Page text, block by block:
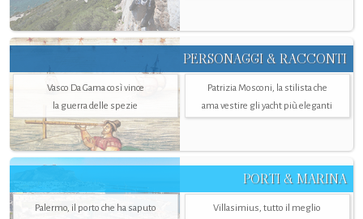
PERSONAGGI & RACCONTI
Vasco Da Gama così vince
la guerra delle spezie
Patrizia Mosconi, la stilista che
ama vestire gli yacht più eleganti
PORTI & MARINA
Palermo, il porto che ha saputo
Villasimius, tutto il meglio